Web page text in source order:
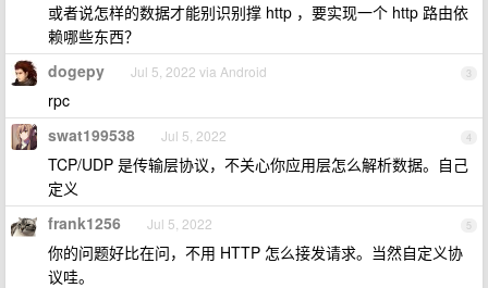
或者说怎样的数据才能别识别撑 http ，要实现一个 http 路由依
赖哪些东西？
3
dogepy Jul 5, 2022 via Android
rpc
4
swat199538 Jul 5, 2022
TCP/UDP 是传输层协议，不关心你应用层怎么解析数据。自己
定义
5
frank1256 Jul 5, 2022
你的问题好比在问，不用 HTTP 怎么接发请求。当然自定义协
议哇。